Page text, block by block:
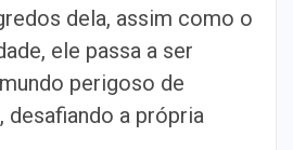
dela, assim como o
ele passa a ser
perigoso de
desafiando a própria